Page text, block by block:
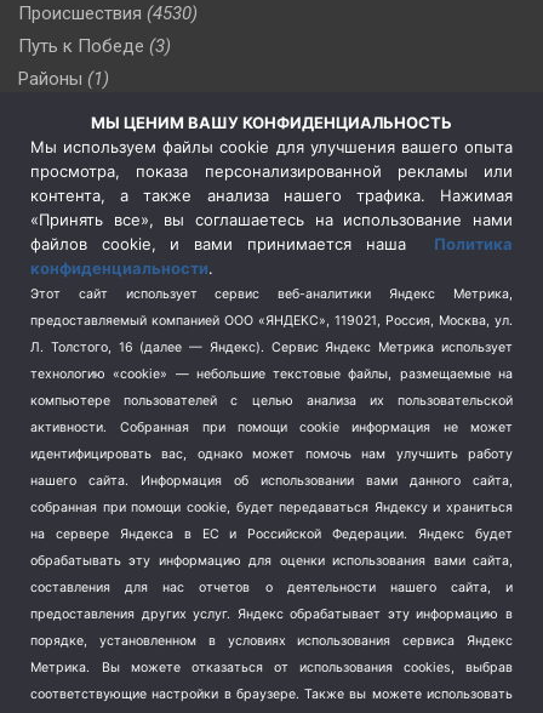
Происшествия (4530)
Путь к Победе (3)
Районы (1)
(510)
Сельское хозяйство (3)
Социальная политика
(3)
Спецоперация в Украине
Спецоперация на Украине
(404)
Спорт (740)
Терроризм (1)
Транспорт (262)
Туризм (178)
Флот (76)
Школа и спорт (2)
Экология (8)
Экономика (1172)
МЫ ЦЕНИМ ВАШУ КОНФИДЕНЦИАЛЬНОСТЬ
Мы используем файлы cookie для улучшения вашего опыта
просмотра, показа персонализированной рекламы или
контента, а также анализа нашего трафика. Нажимая
«Принять все», вы соглашаетесь на использование нами
файлов cookie, и вами принимается наша Политика
конфиденциальности.
Этот сайт использует сервис веб-аналитики Яндекс Метрика,
предоставляемый компанией ООО «ЯНДЕКС», 119021, Россия, Москва, ул.
Л. Толстого, 16 (далее — Яндекс). Сервис Яндекс Метрика использует
технологию «cookie» — небольшие текстовые файлы, размещаемые на
компьютере пользователей с целью анализа их пользовательской
активности.
Собранная при помощи cookie информация не может
идентифицировать вас, однако может помочь нам улучшить работу
нашего сайта. Информация об использовании вами данного сайта,
собранная при помощи cookie, будет передаваться Яндексу и храниться
на сервере Яндекса в ЕС и Российской Федерации. Яндекс будет
обрабатывать эту информацию для оценки использования вами сайта,
составления для нас отчетов о деятельности нашего сайта, и
предоставления других услуг. Яндекс обрабатывает эту информацию в
порядке, установленном в условиях использования сервиса Яндекс
Метрика.
Вы можете отказаться от использования cookies, выбрав
соответствующие настройки в браузере. Также вы можете использовать